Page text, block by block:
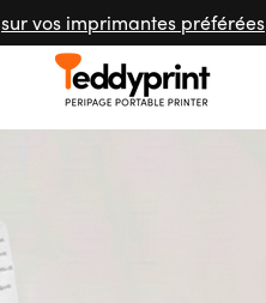
sur vos imprimantes préférées